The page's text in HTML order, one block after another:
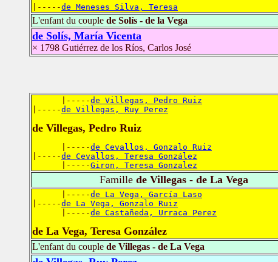
|-----de Meneses Silva, Teresa
L'enfant du couple de Solís - de la Vega
de Solís, María Vicenta
× 1798 Gutiérrez de los Ríos, Carlos José
      |-----
de Villegas, Pedro Ruiz
|-----de Villegas, Ruy Perez
de Villegas, Pedro Ruiz
      |-----
de Cevallos, Gonzalo Ruiz
|-----de Cevallos, Teresa González
      |-----
Giron, Teresa Gonzalez
Famille de Villegas - de La Vega
      |-----
de La Vega, García Laso
|-----de La Vega, Gonzalo Ruiz
      |-----
de Castañeda, Urraca Perez
de La Vega, Teresa González
L'enfant du couple de Villegas - de La Vega